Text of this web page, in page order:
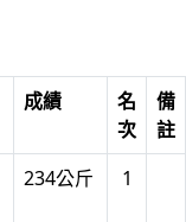
成績
名
次
備
註
234公斤 1